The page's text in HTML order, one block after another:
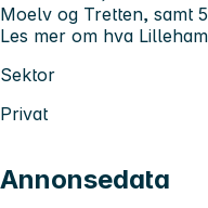
Moelv og Tretten, samt
Les mer om hva
Sektor
Privat
Annonsedata